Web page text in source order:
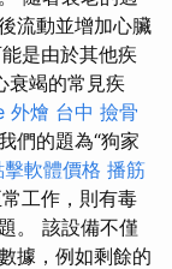
流動並增加心臟
是由於其他疾
衰竭的常見疾
外燴 台中 撿骨
們的題為“狗家
軟體價格 播筋
工作，則有毒
。 該設備不僅
據，例如剩餘的